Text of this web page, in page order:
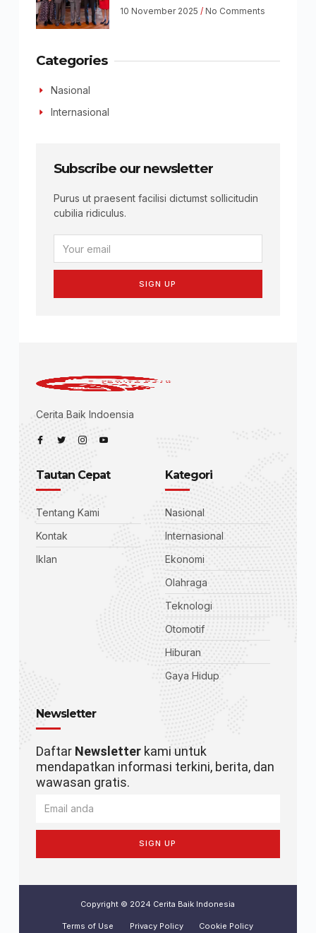
10 November 2025 No Comments
Categories
Nasional
Internasional
Subscribe our newsletter
Purus ut praesent facilisi dictumst sollicitudin
cubilia ridiculus.
SIGN UP
Cerita Baik Indoensia
Tautan Cepat
Tentang Kami
Kontak
Iklan
Kategori
Nasional
Internasional
Ekonomi
Olahraga
Teknologi
Otomotif
Hiburan
Gaya Hidup
Newsletter
Daftar Newsletterkami untuk
mendapatkan informasi terkini, berita, dan
wawasan gratis.
SIGN UP
Copyright © 2024 Cerita Baik Indonesia
Terms of Use Privacy Policy Cookie Policy